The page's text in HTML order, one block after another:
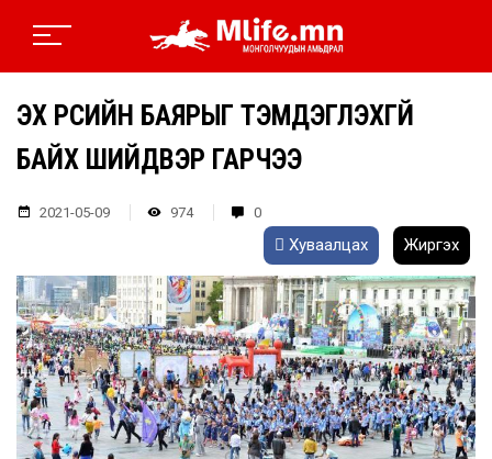
ЭХ ҮРСИЙН БАЯРЫГ ТЭМДЭГЛЭХГҮЙ
БАЙХ ШИЙДВЭР ГАРЧЭЭ
2021-05-09 974 0
Хуваалцах Жиргэх